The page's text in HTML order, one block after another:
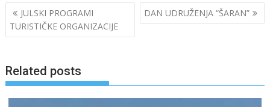
Post
navigation
JULSKI PROGRAMI
TURISTIČKE ORGANIZACIJE
DAN UDRUŽENJA “ŠARAN”
Related posts